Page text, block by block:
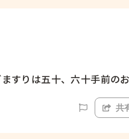
すりは五十、六十手前の
共